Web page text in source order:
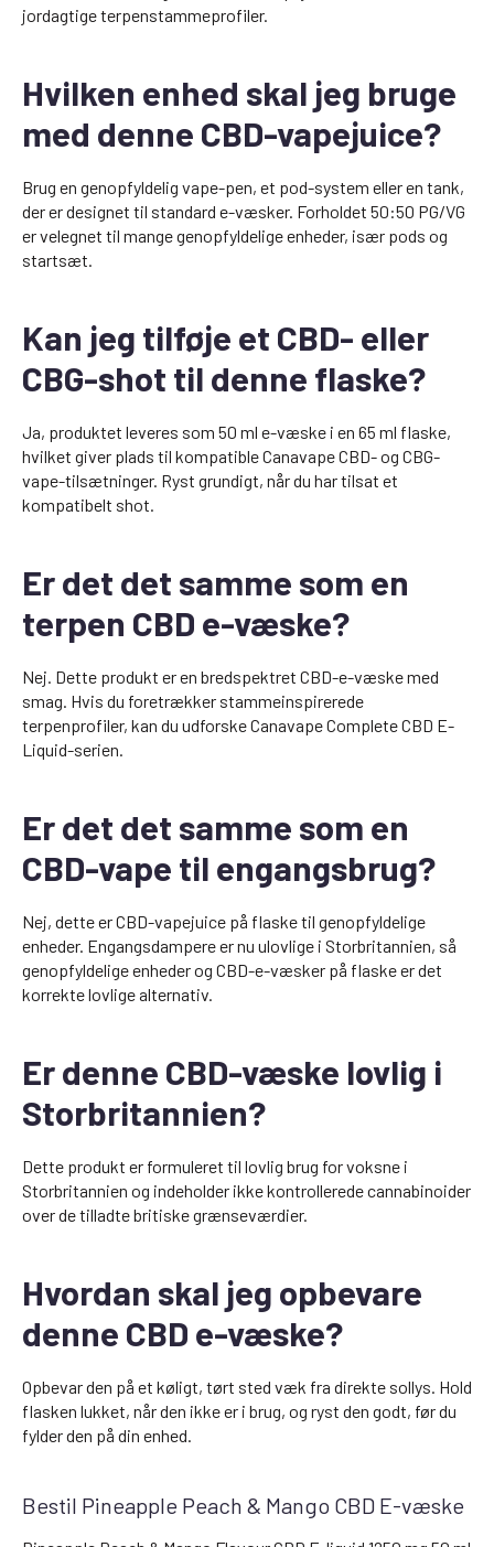
jordagtige terpenstammeprofiler.
Hvilken enhed skal jeg bruge
med denne CBD-vapejuice?
Brug en genopfyldelig vape-pen, et pod-system eller en tank,
der er designet til standard e-væsker. Forholdet 50:50 PG/VG
er velegnet til mange genopfyldelige enheder, især pods og
startsæt.
Kan jeg tilføje et CBD- eller
CBG-shot til denne flaske?
Ja, produktet leveres som 50 ml e-væske i en 65 ml flaske,
hvilket giver plads til kompatible Canavape CBD- og CBG-
vape-tilsætninger. Ryst grundigt, når du har tilsat et
kompatibelt shot.
Er det det samme som en
terpen CBD e-væske?
Nej. Dette produkt er en bredspektret CBD-e-væske med
smag. Hvis du foretrækker stammeinspirerede
terpenprofiler, kan du udforske Canavape Complete CBD E-
Liquid-serien.
Er det det samme som en
CBD-vape til engangsbrug?
Nej, dette er CBD-vapejuice på flaske til genopfyldelige
enheder. Engangsdampere er nu ulovlige i Storbritannien, så
genopfyldelige enheder og CBD-e-væsker på flaske er det
korrekte lovlige alternativ.
Er denne CBD-væske lovlig i
Storbritannien?
Dette produkt er formuleret til lovlig brug for voksne i
Storbritannien og indeholder ikke kontrollerede cannabinoider
over de tilladte britiske grænseværdier.
Hvordan skal jeg opbevare
denne CBD e-væske?
Opbevar den på et køligt, tørt sted væk fra direkte sollys. Hold
flasken lukket, når den ikke er i brug, og ryst den godt, før du
fylder den på din enhed.
Bestil Pineapple Peach & Mango CBD E-væske